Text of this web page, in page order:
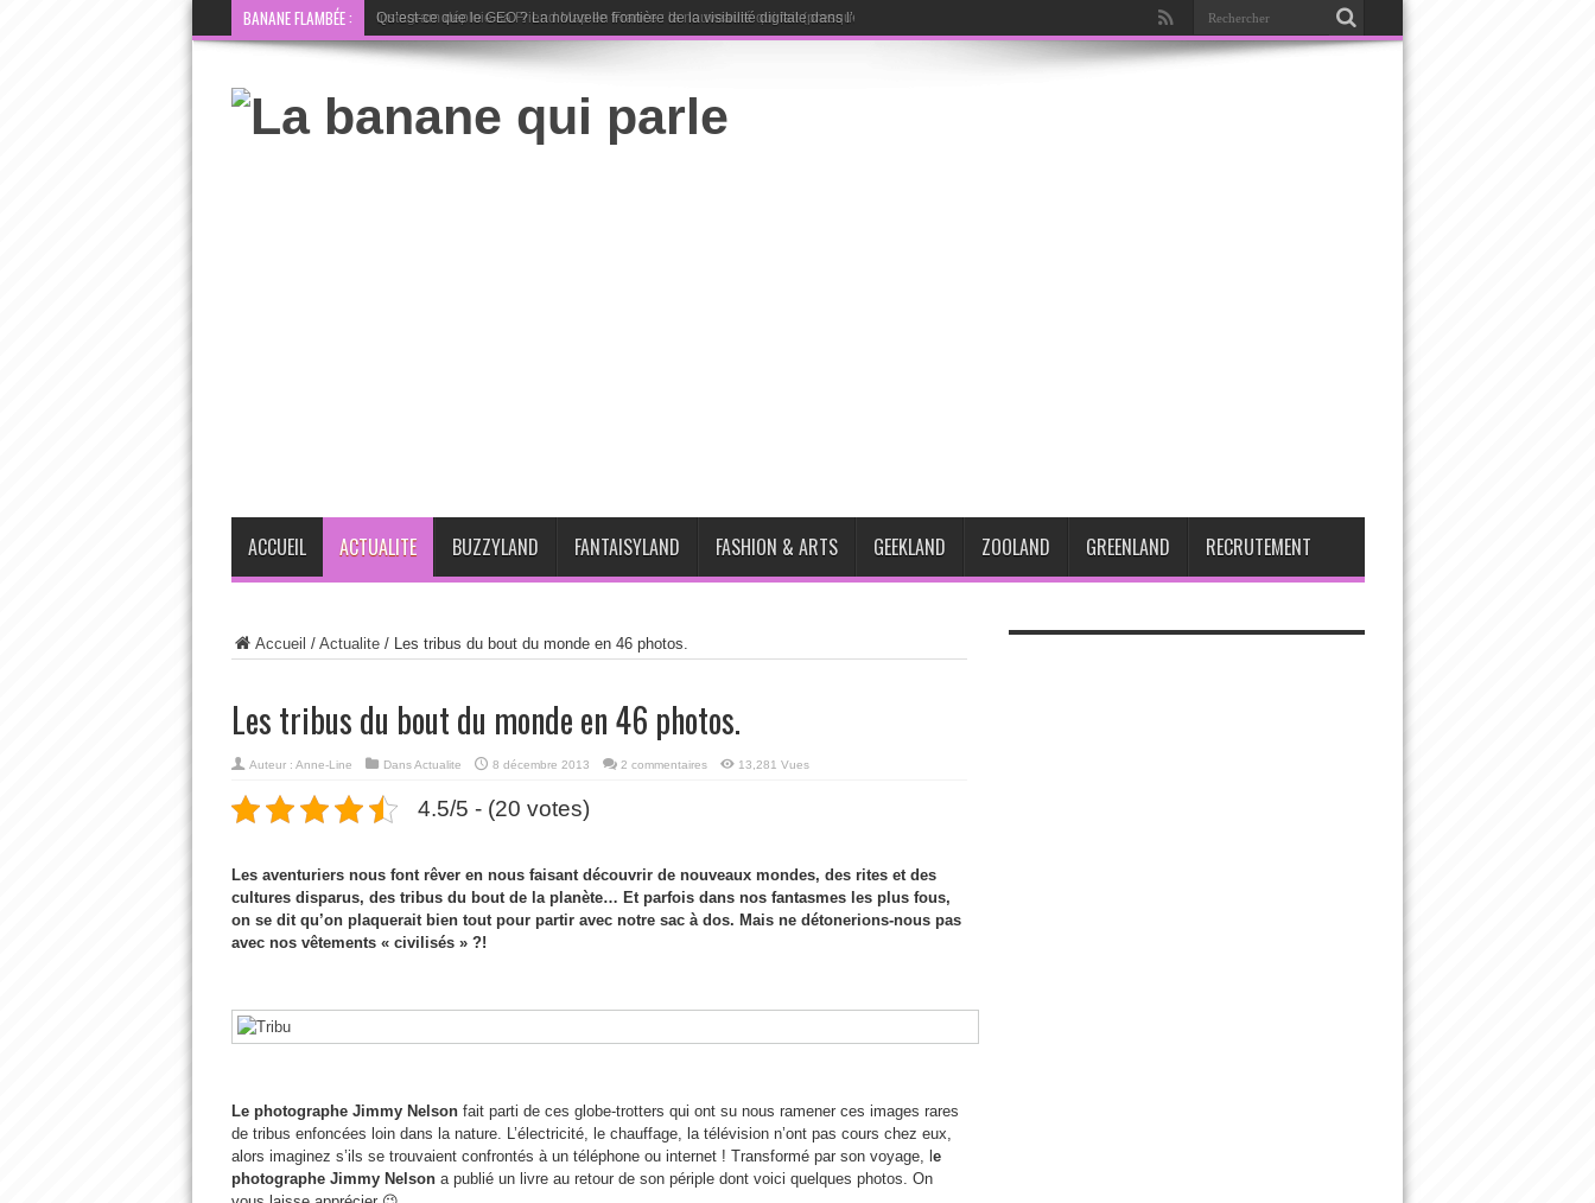
BANANE FLAMBÉE : Instagram déploie sa Friend Map en France : la nouveauté qui fait (presque) parler tout le monde
ACCUEIL ACTUALITE BUZZYLAND FANTAISYLAND FASHION & ARTS GEEKLAND ZOOLAND GREENLAND RECRUTEMENT
Accueil / Actualite/ Les tribus du bout du monde en 46 photos.
Les tribus du bout du monde en 46 photos.
Auteur : Anne-Line DansActualite 8 décembre 2013 2 commentaires 13,281 Vues
4.5/5 - (20 votes)
Les aventuriers nous font rêver en nous faisant découvrir de nouveaux mondes, des rites et des
cultures disparus, des tribus du bout de la planète… Et parfois dans nos fantasmes les plus fous,
on se dit qu’on plaquerait bien tout pour partir avec notre sac à dos. Mais ne détonerions-nous pas
avec nos vêtements « civilisés » ?!
Le photographe Jimmy Nelsonfait parti de ces globe-trotters qui ont su nous ramener ces images rares
de tribus enfoncées loin dans la nature. L’électricité, le chauffage, la télévision n’ont pas cours chez eux,
alors imaginez s’ils se trouvaient confrontés à un téléphone ou internet ! Transformé par son voyage, l e
photographe Jimmy Nelson a publié un livre au retour de son périple dont voici quelques photos. On